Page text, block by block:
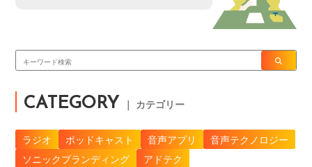
CATEGORY ｜ カテゴリー
ラジオ ポッドキャスト 音声アプリ
音声テクノロジー
ソニックブランディング
アドテク